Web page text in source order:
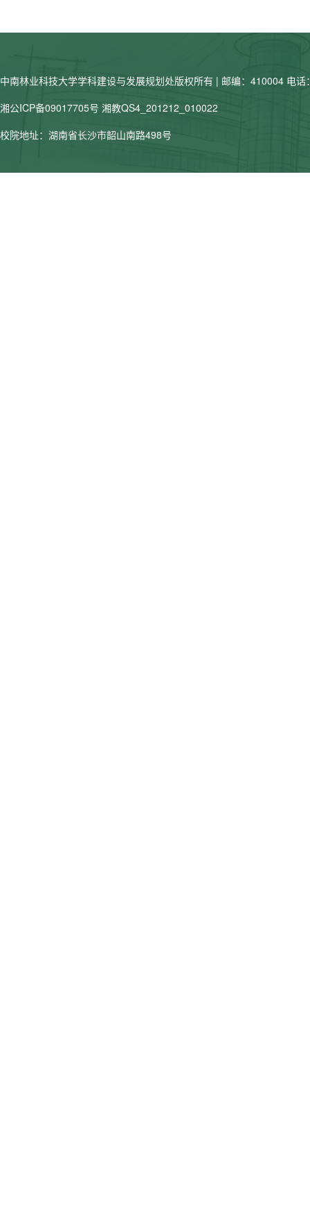
中南林业科技大学学科建设与发展规划处版权所有 | 邮编：410004 电
湘公ICP备09017705号 湘教QS4_201212_010022
校院地址：湖南省长沙市韶山南路498号